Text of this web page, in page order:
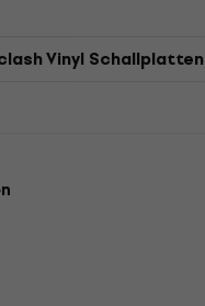
Vinyl Schallplatten